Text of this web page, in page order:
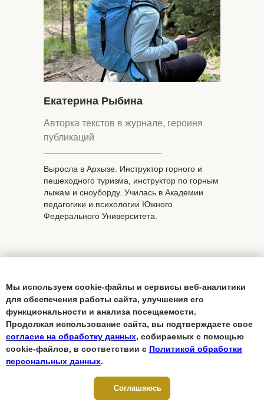
Екатерина Рыбина
Авторка текстов в журнале, героиня
публикаций
Выросла в Архызе. Инструктор горного и
пешеходного туризма, инструктор по горным
лыжам и сноуборду. Училась в Академии
педагогики и психологии Южного
Федерального Университета.
Мы используем cookie-файлы и сервисы веб-аналитики
для обеспечения работы сайта, улучшения его
функциональности и анализа посещаемости.
Продолжая использование сайта, вы подтверждаете свое
согласие на обработку данных, собираемых с помощью
cookie-файлов, в соответствии с Политикой обработки
персональных данных.
Соглашаюсь